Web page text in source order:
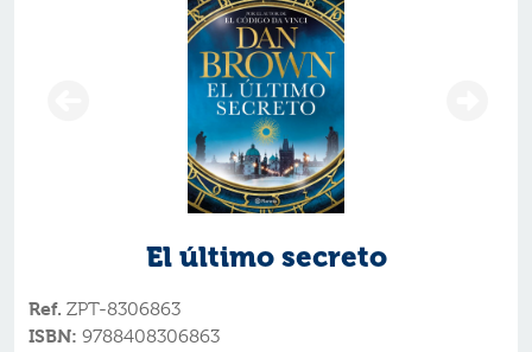
El último secreto
Ref. ZPT-8306863
ISBN: 9788408306863